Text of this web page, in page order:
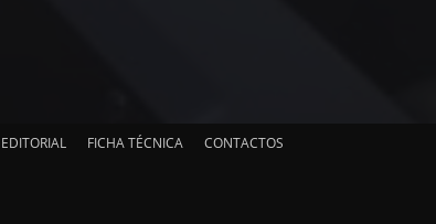
FICHA TÉCNICA CONTACTOS